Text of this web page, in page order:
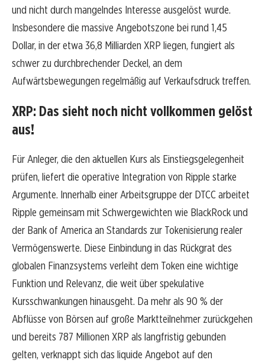
und nicht durch mangelndes Interesse ausgelöst wurde.
Insbesondere die massive Angebotszone bei rund 1,45
Dollar, in der etwa 36,8 Milliarden XRP liegen, fungiert als
schwer zu durchbrechender Deckel, an dem
Aufwärtsbewegungen regelmäßig auf Verkaufsdruck treffen.
XRP: Das sieht noch nicht vollkommen gelöst
aus!
Für Anleger, die den aktuellen Kurs als Einstiegsgelegenheit
prüfen, liefert die operative Integration von Ripple starke
Argumente. Innerhalb einer Arbeitsgruppe der DTCC arbeitet
Ripple gemeinsam mit Schwergewichten wie BlackRock und
der Bank of America an Standards zur Tokenisierung realer
Vermögenswerte. Diese Einbindung in das Rückgrat des
globalen Finanzsystems verleiht dem Token eine wichtige
Funktion und Relevanz, die weit über spekulative
Kursschwankungen hinausgeht. Da mehr als 90 % der
Abflüsse von Börsen auf große Marktteilnehmer zurückgehen
und bereits 787 Millionen XRP als langfristig gebunden
gelten, verknappt sich das liquide Angebot auf den